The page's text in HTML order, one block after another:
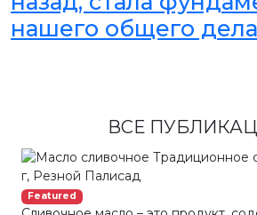
нашего общего дела
ВСЕ
Featured